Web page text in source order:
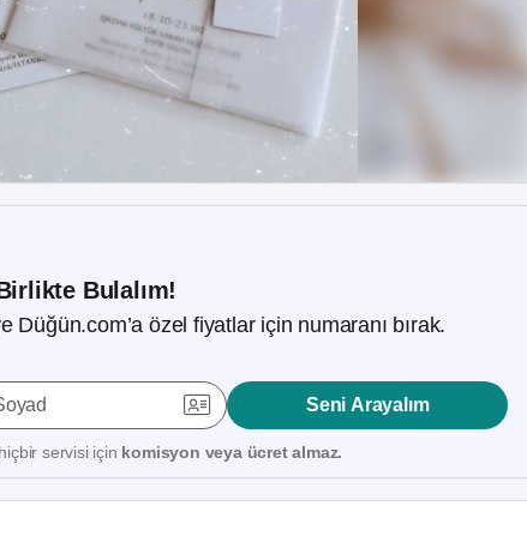
Bulalım!
Düğün.com’a özel fiyatlar için numaranı bırak.
Seni Arayalım
servisi için komisyon veya ücret almaz.